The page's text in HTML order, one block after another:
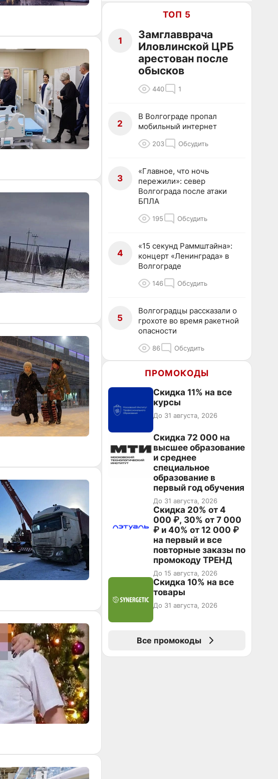
ТОП 5
1
Замглавврача
Иловлинской ЦРБ
арестован после
обысков
440 1
2
В Волгограде пропал
мобильный интернет
203 Обсудить
3
«Главное, что ночь
пережили»: север
Волгограда после атаки
БПЛА
195 Обсудить
4
«15 секунд Раммштайна»:
концерт «Ленинграда» в
Волгограде
146 Обсудить
5
Волгоградцы рассказали о
грохоте во время ракетной
опасности
86 Обсудить
ПРОМОКОДЫ
Скидка 11% на все
курсы
До 31 августа, 2026
Скидка 72 000 на
высшее образование
и среднее
специальное
образование в
первый год обучения
До 31 августа, 2026
Скидка 20% от 4
000 ₽, 30% от 7 000
₽ и 40% от 12 000 ₽
на первый и все
повторные заказы по
промокоду ТРЕНД
До 15 августа, 2026
Скидка 10% на все
товары
До 31 августа, 2026
Все промокоды